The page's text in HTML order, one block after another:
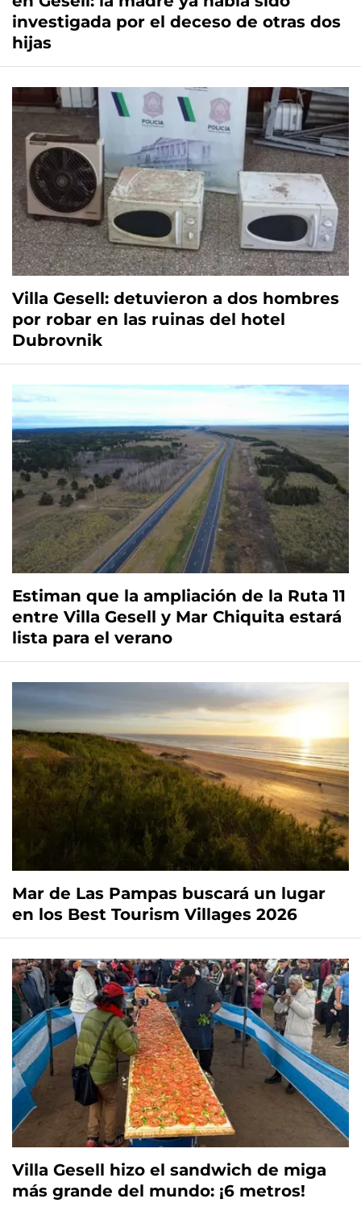
investigada por el deceso de otras dos
hijas
Villa Gesell: detuvieron a dos hombres
por robar en las ruinas del hotel
Dubrovnik
Estiman que la ampliación de la Ruta 11
entre Villa Gesell y Mar Chiquita estará
lista para el verano
Mar de Las Pampas buscará un lugar
en los Best Tourism Villages 2026
Villa Gesell hizo el sandwich de miga
más grande del mundo: ¡6 metros!